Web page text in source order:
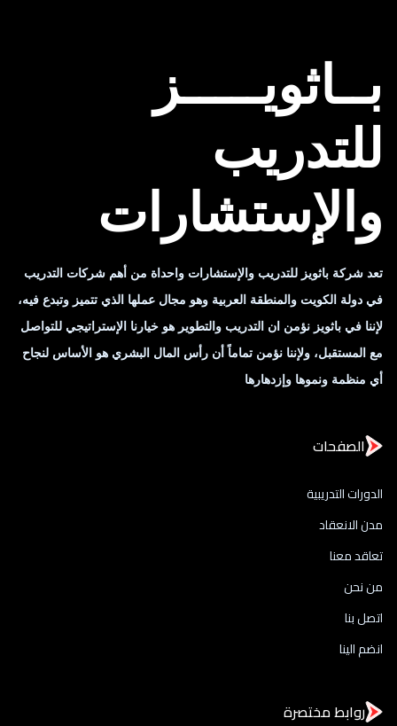
بــاثويـــــز
للتدريب
والإستشارات
تعد شركة باثويز للتدريب والإستشارات واحداة من أهم شركات التدريب
في دولة الكويت والمنطقة العربية وهو مجال عملها الذي تتميز وتبدع فيه،
لإننا في باثويز نؤمن ان التدريب والتطوير هو خيارنا الإستراتيجي للتواصل
مع المستقبل، ولإننا نؤمن تماماً أن رأس المال البشري هو الأساس لنجاح
أي منظمة ونموها وإزدهارها
الصفحات
الدورات التدريبية
مدن الانعقاد
تعاقد معنا
من نحن
اتصل بنا
انضم الينا
روابط مختصرة